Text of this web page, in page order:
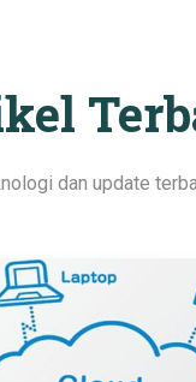
dan update